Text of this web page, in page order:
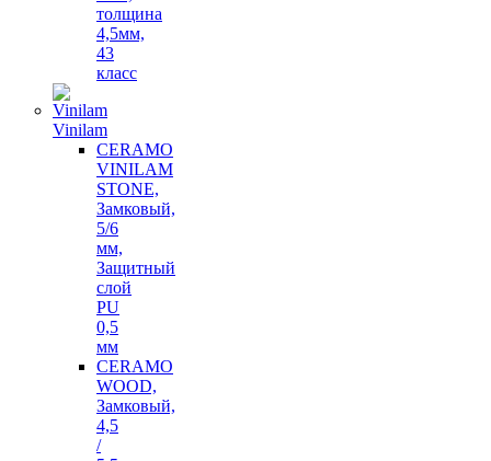
толщина
4,5мм,
43
класс
Vinilam
CERAMO
VINILAM
STONE,
Замковый,
5/6
мм,
Защитный
слой
PU
0,5
мм
CERAMO
WOOD,
Замковый,
4,5
/